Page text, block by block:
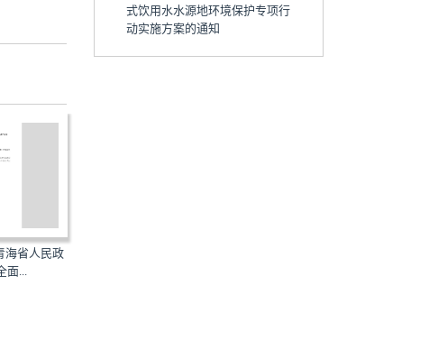
海省人民政
...
式饮用水水源地环境保护专项行
动实施方案的通知